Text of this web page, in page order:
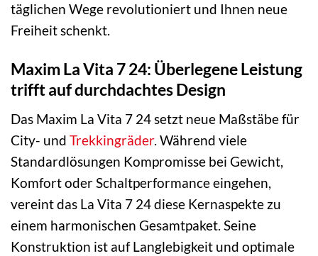
täglichen Wege revolutioniert und Ihnen neue
Freiheit schenkt.
Maxim La Vita 7 24: Überlegene Leistung
trifft auf durchdachtes Design
Das Maxim La Vita 7 24 setzt neue Maßstäbe für
City- und Trekkingräder. Während viele
Standardlösungen Kompromisse bei Gewicht,
Komfort oder Schaltperformance eingehen,
vereint das La Vita 7 24 diese Kernaspekte zu
einem harmonischen Gesamtpaket. Seine
Konstruktion ist auf Langlebigkeit und optimale